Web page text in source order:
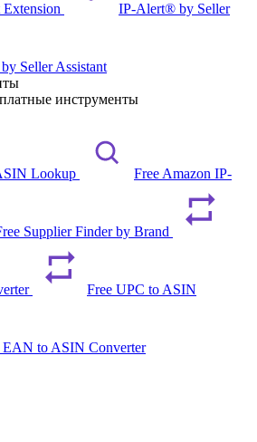
Extension IP-Alert® by Seller
Seller Assistant
инструменты
Lookup Free Amazon IP-
Supplier Finder by Brand
Free UPC to ASIN
EAN to ASIN Converter